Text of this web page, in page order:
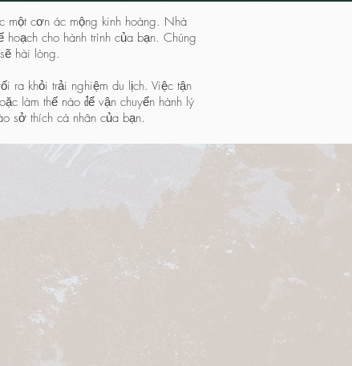
một cơn ác mộng kinh hoàng. Nhà
cho hành trình của bạn. Chúng
hài lòng.
ra khỏi trải nghiệm du lịch. Việc tận
làm thế nào để vận chuyển hành lý
sở thích cá nhân của bạn.